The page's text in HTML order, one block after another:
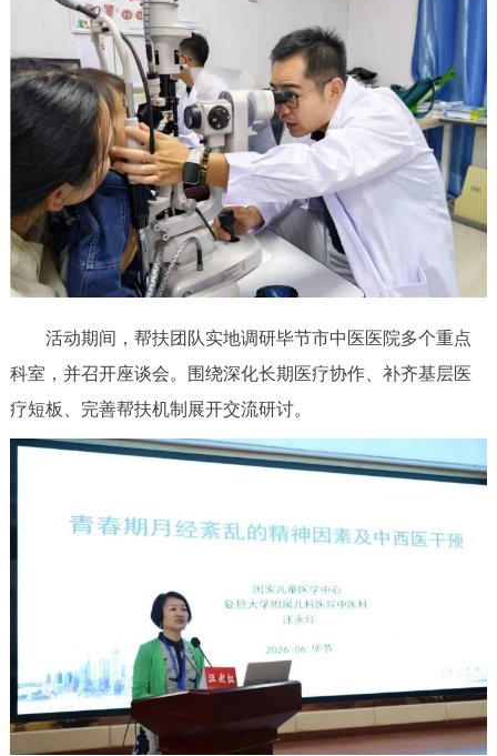
活动期间，帮扶团队实地调研毕节市中医医院多个重点
科室，并召开座谈会。围绕深化长期医疗协作、补齐基层医
疗短板、完善帮扶机制展开交流研讨。